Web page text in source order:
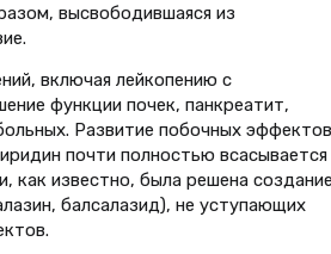
высвободившаяся из
включая лейкопению с
функции почек, панкреатит,
Развитие побочных эффектов
почти полностью всасывается
как известно, была решена
балсалазид), не уступающих